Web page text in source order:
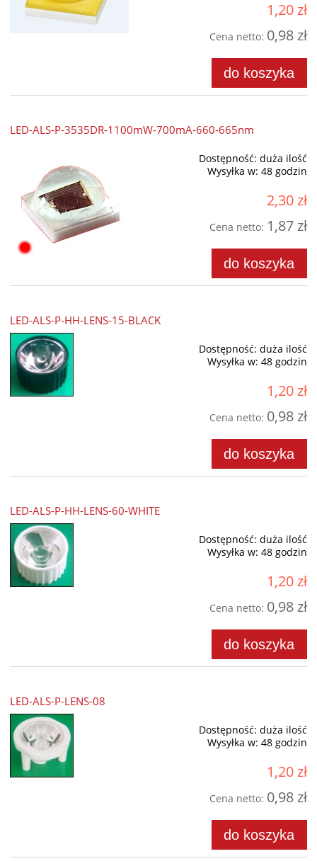
1,20 zł
Cena netto: 0,98 zł
do koszyka
LED-ALS-P-3535DR-1100mW-700mA-660-665nm
Dostępność: duża ilość
Wysyłka w: 48 godzin
2,30 zł
Cena netto: 1,87 zł
do koszyka
LED-ALS-P-HH-LENS-15-BLACK
Dostępność: duża ilość
Wysyłka w: 48 godzin
1,20 zł
Cena netto: 0,98 zł
do koszyka
LED-ALS-P-HH-LENS-60-WHITE
Dostępność: duża ilość
Wysyłka w: 48 godzin
1,20 zł
Cena netto: 0,98 zł
do koszyka
LED-ALS-P-LENS-08
Dostępność: duża ilość
Wysyłka w: 48 godzin
1,20 zł
Cena netto: 0,98 zł
do koszyka